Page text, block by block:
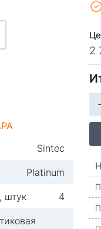
Sintec
Platinum
штук
4
2